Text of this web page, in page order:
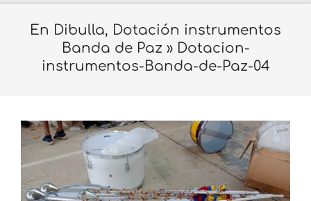
En Dibulla, Dotación instrumentos
Banda de Paz » Dotacion-
instrumentos-Banda-de-Paz-04